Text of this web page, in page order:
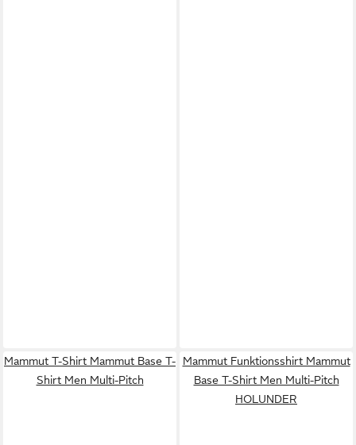
Mammut T-Shirt Mammut Base T-
Shirt Men Multi-Pitch
Mammut Funktionsshirt Mammut
Base T-Shirt Men Multi-Pitch
HOLUNDER